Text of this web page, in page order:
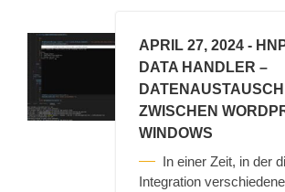
APRIL 27, 2024 -
DATA HANDLER –
DATENAUSTAUSCH
ZWISCHEN
WINDOWS
In einer Zeit, in der
Integration